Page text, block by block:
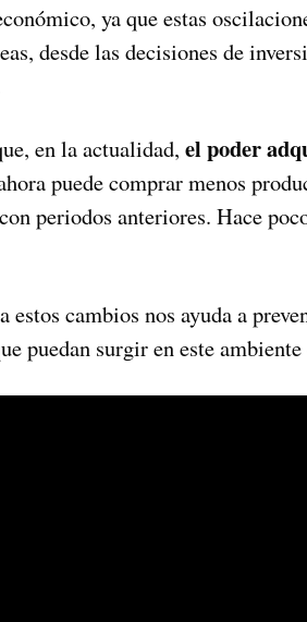
ya que estas
desde las decisiones de
en la actualidad, el poder
puede comprar menos
periodos anteriores. Hace
estos cambios nos ayuda a
puedan surgir en este